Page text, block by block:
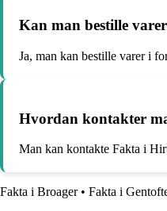
Kan man bestille
Ja, man kan bestille varer i
Hvordan kontakter
Man kan kontakte Fakta i
Fakta i Broager• Fakta i